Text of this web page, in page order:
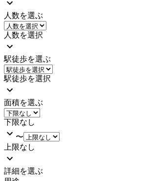
人数を選ぶ
人数を選択
駅徒歩を選ぶ
駅徒歩を選択
面積を選ぶ
下限なし
〜
上限なし
詳細を選ぶ